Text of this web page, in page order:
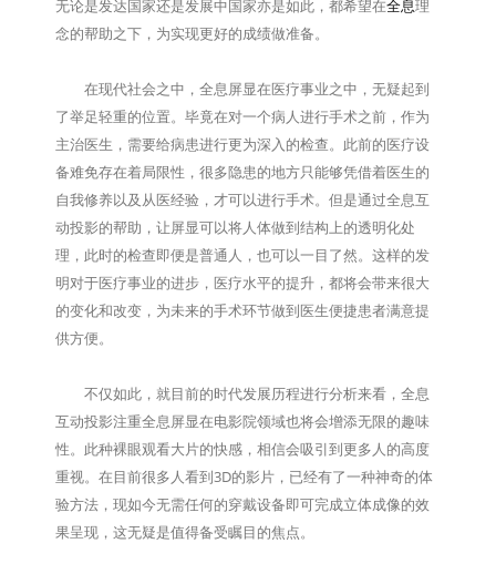
无论是发达国家还是发展中国家亦是如此，都希望在全息理
念的帮助之下，为实现更好的成绩做准备。
在现代社会之中，全息屏显在医疗事业之中，无疑起到
了举足轻重的位置。毕竟在对一个病人进行手术之前，作为
主治医生，需要给病患进行更为深入的检查。此前的医疗设
备难免存在着局限性，很多隐患的地方只能够凭借着医生的
自我修养以及从医经验，才可以进行手术。但是通过全息互
动投影的帮助，让屏显可以将人体做到结构上的透明化处
理，此时的检查即便是普通人，也可以一目了然。这样的发
明对于医疗事业的进步，医疗水平的提升，都将会带来很大
的变化和改变，为未来的手术环节做到医生便捷患者满意提
供方便。
不仅如此，就目前的时代发展历程进行分析来看，全息
互动投影注重全息屏显在电影院领域也将会增添无限的趣味
性。此种裸眼观看大片的快感，相信会吸引到更多人的高度
重视。在目前很多人看到3D的影片，已经有了一种神奇的体
验方法，现如今无需任何的穿戴设备即可完成立体成像的效
果呈现，这无疑是值得备受瞩目的焦点。